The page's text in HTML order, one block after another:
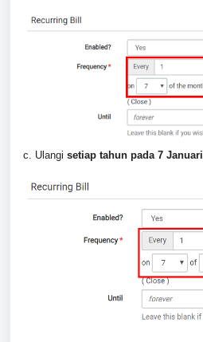
c. Ulangi setiap tahun pada 7 Januari